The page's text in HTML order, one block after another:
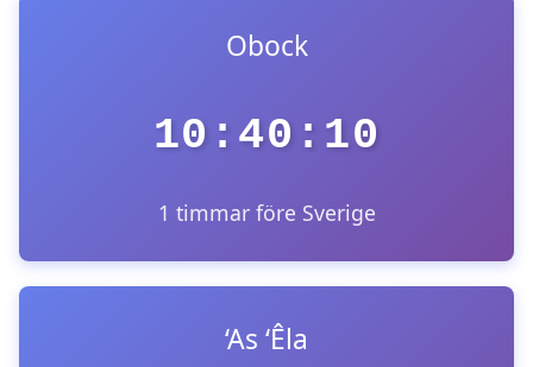
Obock
10:40:10
1 timmar före Sverige
‘As ‘Êla